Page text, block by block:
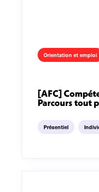
Orientation et emploi
[AFC]
Parcours tout
Présentiel